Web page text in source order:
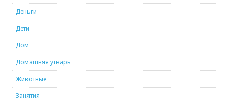
Деньги
Дети
Дом
Домашняя утварь
Животные
Занятия